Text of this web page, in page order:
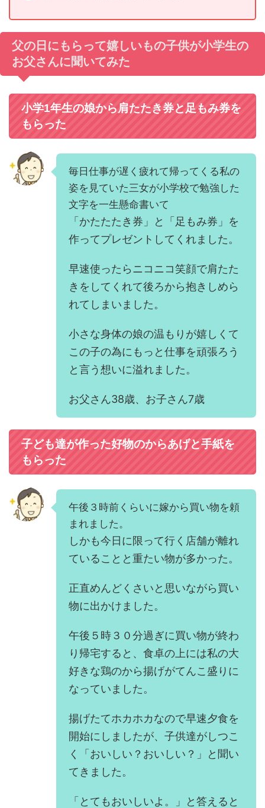
父の日にもらって嬉しいもの子供が小学生の
お父さんに聞いてみた
小学1年生の娘から肩たたき券と足もみ券を
もらった
毎日仕事が遅く疲れて帰ってくる私の
姿を見ていた三女が小学校で勉強した
文字を一生懸命書いて
「かたたたき券」と「足もみ券」を
作ってプレゼントしてくれました。
早速使ったらニコニコ笑顔で肩たた
きをしてくれて後ろから抱きしめら
れてしまいました。
小さな身体の娘の温もりが嬉しくて
この子の為にもっと仕事を頑張ろう
と言う想いに溢れました。
お父さん38歳、お子さん7歳
子ども達が作った好物のからあげと手紙を
もらった
午後３時前くらいに嫁から買い物を頼
まれました。
しかも今日に限って行く店舗が離れ
ていることと重たい物が多かった。
正直めんどくさいと思いながら買い
物に出かけました。
午後５時３０分過ぎに買い物が終わ
り帰宅すると、食卓の上には私の大
好きな鶏のから揚げがてんこ盛りに
なっていました。
揚げたてホカホカなので早速夕食を
開始にしましたが、子供達がしつこ
く「おいしい？おいしい？」と聞い
てきました。
「とてもおいしいよ。」と答えると